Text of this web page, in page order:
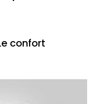
confort